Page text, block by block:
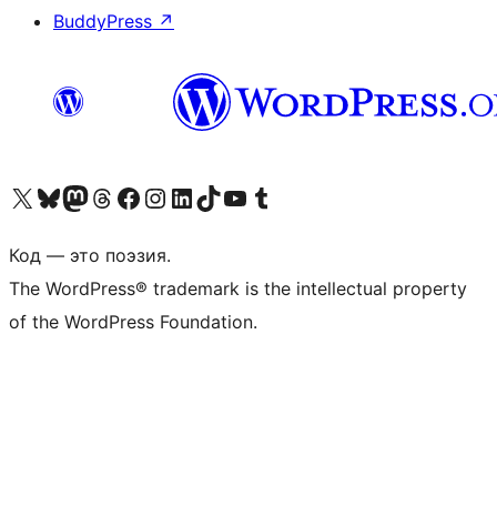
BuddyPress ↗
Посетите нас в X (ранее Twitter)
Посетите нашу учётную запись в Bluesky
Посетите нашу ленту в Mastodon
Посетите нашу учётную запись в Threads
Посетите нашу страницу на Facebook
Посетите наш Instagram
Посетите нашу страницу в LinkedIn
Посетите нашу учётную запись в TikTok
Посетите наш канал YouTube
Посетите нашу учётную запись в Tumblr
Код — это поэзия.
The WordPress® trademark is the intellectual property
of the WordPress Foundation.